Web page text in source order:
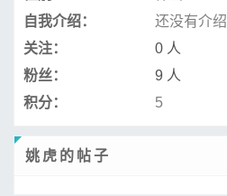
自我介绍：
还没有介绍
关注：
0 人
粉丝：
9 人
积分：
5
姚虎的帖子